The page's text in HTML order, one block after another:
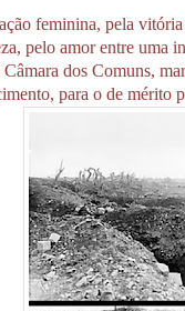
feminina, pela vitória
pelo amor entre uma
dos Comuns,
para o de mérito